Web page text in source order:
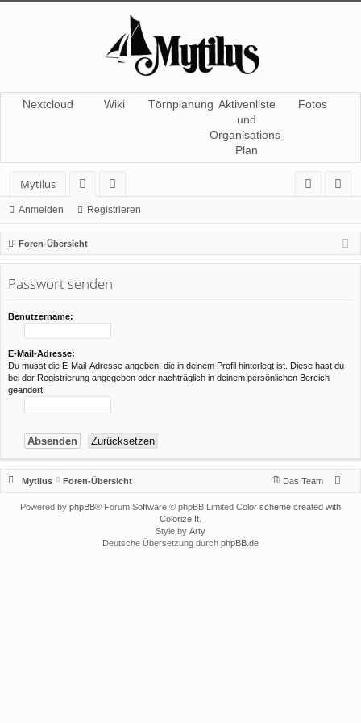
Nextcloud Wiki Törnplanung Aktivenliste
und
Organisations-
Plan
Fotos
Mytilus
or
en
itg
lie
de
r
m
el
ist
rie
Anmelden Registrieren
Foren-Übersicht
Passwort senden
Benutzername:
E-Mail-Adresse:
Du musst die E-Mail-Adresse angeben, die in deinem Profil hinterlegt ist. Diese hast du
bei der Registrierung angegeben oder nachträglich in deinem persönlichen Bereich
geändert.
Mytilus Foren-Übersicht Das Team
Powered by phpBB® Forum Software © phpBB Limited Color scheme created with
Colorize It
Style by Arty
Deutsche Übersetzung durch phpBB.de